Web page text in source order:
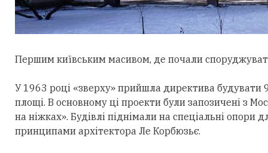
Першим київським масивом, де почали
У 1963 році «зверху» прийшла директива будувати
площі. В основному ці проекти були запозичені з
на ніжках». Будівлі піднімали на спеціальні опори
принципами архітектора Ле Корбюзьє.